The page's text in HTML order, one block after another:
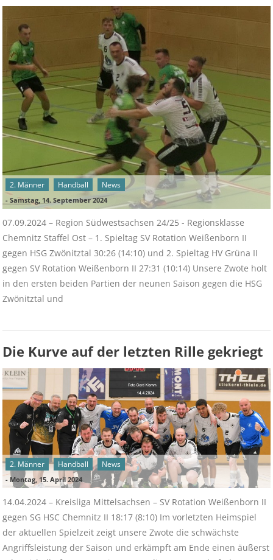
2. Männer Handball News
-Samstag, 14. September 2024
07.09.2024 – Region Südwestsachsen 24/25 - Regionsklasse
Chemnitz Staffel Ost – 1. Spieltag SV Rotation Weißenborn II
gegen HSG Zwönitztal 30:26 (14:10) und 2. Spieltag HV Grüna II
gegen SV Rotation Weißenborn II 27:31 (10:14) Unsere Zwote holt
in den ersten beiden Partien der neunen Saison gegen die HSG
Zwönitztal und
Die Kurve auf der letzten Rille gekriegt
2. Männer Handball News
- Montag, 15. April 2024
14.04.2024 – Kreisliga Mittelsachsen – SV Rotation Weißenborn II
gegen SG HSC Chemnitz II 18:17 (8:10) Im vorletzten Heimspiel
der aktuellen Spielzeit zeigt unsere Zwote die schwächste
Angriffsleistung der Saison und erkämpft am Ende einen äußerst